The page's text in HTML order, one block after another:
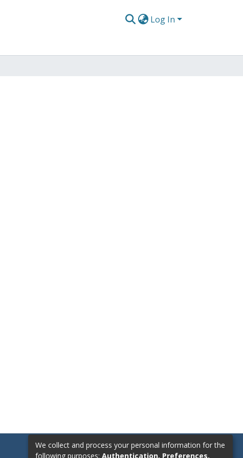
Log In
We collect and process your personal information for the
following purposes: Authentication, Preferences,